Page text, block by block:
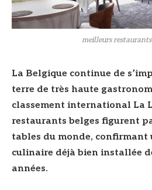
meilleurs restaurants
La Belgique continue de
terre de très haute
classement international La
restaurants belges figurent
tables du monde,
culinaire déjà bien installée
années.